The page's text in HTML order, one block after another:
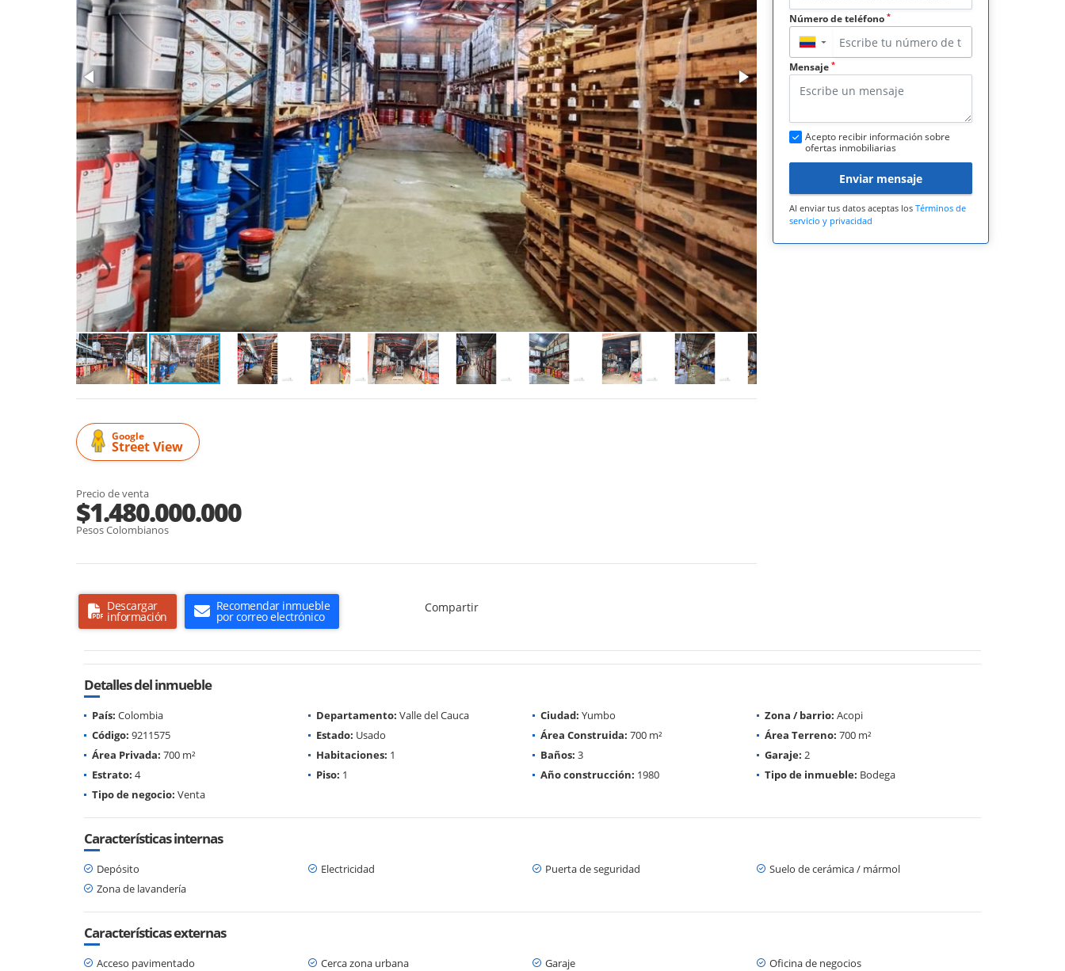
Google
Street View
Precio de venta
$1.480.000.000
Pesos Colombianos
Descargar
información
Recomendar inmueble
por correo electrónico
Compartir
Número de teléfono *
▼
Mensaje *
Acepto recibir información sobre
ofertas inmobiliarias
Enviar mensaje
Al enviar tus datos aceptas los Términos de
servicio y privacidad
Detalles del inmueble
País: Colombia Departamento: Valle del Cauca Ciudad: Yumbo Zona / barrio: Acopi
Código: 9211575 Estado: Usado Área Construida: 700 m² Área Terreno: 700 m²
Área Privada: 700 m² Habitaciones: 1 Baños: 3 Garaje: 2
Estrato: 4 Piso: 1 Año construcción: 1980 Tipo de inmueble: Bodega
Tipo de negocio: Venta
Características internas
Depósito Electricidad Puerta de seguridad
Suelo de cerámica / mármol
Zona de lavandería
Características externas
Acceso pavimentado Cerca zona urbana Garaje
Oficina de negocios